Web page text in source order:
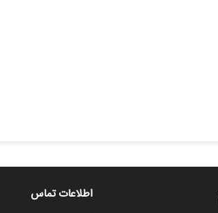
اطلاعات تماس